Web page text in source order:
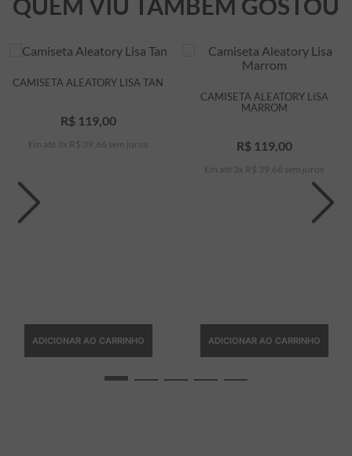
QUEM VIU TAMBÉM GOSTOU
CAMISETA ALEATORY LISA TAN
R$ 119,00
Em até 3 x R$ 39 66 sem juros
ADICIONAR AO CARRINHO
CAMISETA ALEATORY LISA
MARROM
R$ 119,00
Em até 3 x R$ 39 66 sem juros
ADICIONAR AO CARRINHO